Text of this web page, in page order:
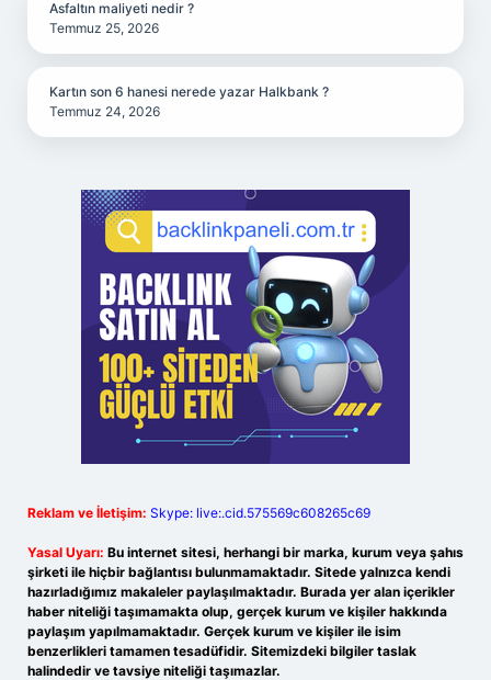
Asfaltın maliyeti nedir ?
Temmuz 25, 2026
Kartın son 6 hanesi nerede yazar Halkbank ?
Temmuz 24, 2026
Reklam ve İletişim: Skype: live:.cid.575569c608265c69
Yasal Uyarı: Bu internet sitesi, herhangi bir marka, kurum veya şahıs
şirketi ile hiçbir bağlantısı bulunmamaktadır. Sitede yalnızca kendi
hazırladığımız makaleler paylaşılmaktadır. Burada yer alan içerikler
haber niteliği taşımamakta olup, gerçek kurum ve kişiler hakkında
paylaşım yapılmamaktadır. Gerçek kurum ve kişiler ile isim
benzerlikleri tamamen tesadüfidir. Sitemizdeki bilgiler taslak
halindedir ve tavsiye niteliği taşımazlar.